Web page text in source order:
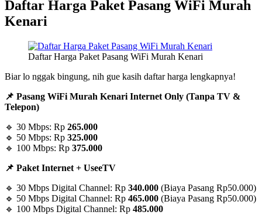
Daftar Harga Paket Pasang WiFi Murah
Kenari
Daftar Harga Paket Pasang WiFi Murah Kenari
Biar lo nggak bingung, nih gue kasih daftar harga lengkapnya!
📌 Pasang WiFi Murah Kenari Internet Only (Tanpa TV &
Telepon)
🔹 30 Mbps: Rp 265.000
🔹 50 Mbps: Rp 325.000
🔹 100 Mbps: Rp 375.000
📌 Paket Internet + UseeTV
🔹 30 Mbps Digital Channel: Rp 340.000 (Biaya Pasang Rp50.000)
🔹 50 Mbps Digital Channel: Rp 465.000 (Biaya Pasang Rp50.000)
🔹 100 Mbps Digital Channel: Rp 485.000